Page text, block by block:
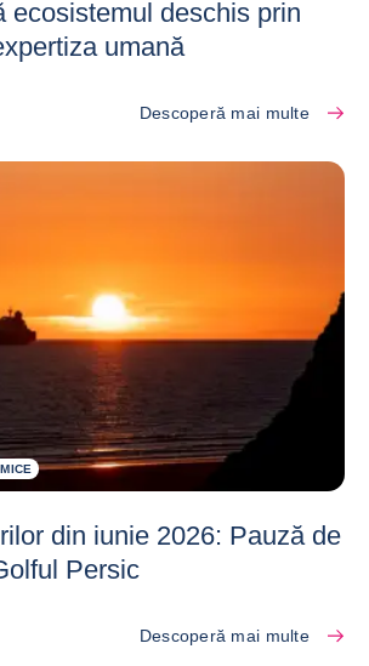
ecosistemul deschis prin
umană
Descoperă mai multe
din iunie 2026: Pauză de
Persic
Descoperă mai multe